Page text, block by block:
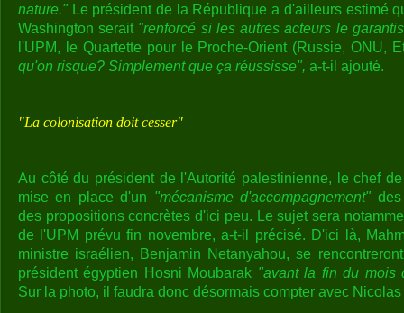
nature." Le président de la République a d'ailleurs estimé
Washington serait "renforcé si les autres acteurs le
l'UPM, le Quartette pour le Proche-Orient (Russie, ONU,
qu'on risque? Simplement que ça réussisse", a-t-il ajouté.
"La colonisation doit cesser"
Au côté du président de l'Autorité palestinienne, le chef
mise en place d'un "mécanisme d'accompagnement"
des propositions concrètes d'ici peu. Le sujet sera
de l'UPM prévu fin novembre, a-t-il précisé. D'ici là,
ministre israélien, Benjamin Netanyahou, se
président égyptien Hosni Moubarak "avant la fin du mois
Sur la photo, il faudra donc désormais compter avec Nicolas